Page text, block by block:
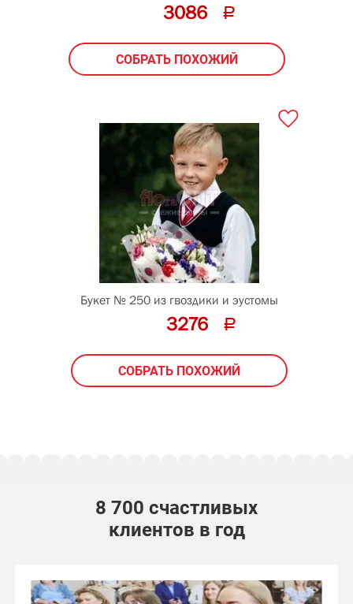
3086
СОБРАТЬ ПОХОЖИЙ
Букет № 250 из гвоздики и эустомы
3276
СОБРАТЬ ПОХОЖИЙ
8 700 счастливых
клиентов в год